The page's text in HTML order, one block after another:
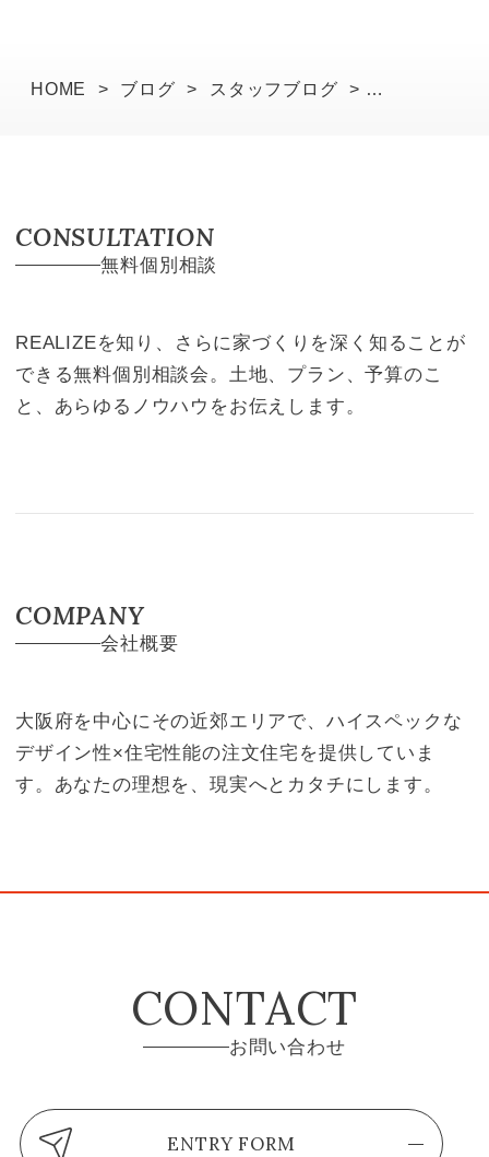
HOME > ブログ > スタッフブログ
>
CONSULTATION
無料個別相談
REALIZEを知り、さらに家づくりを深く知ることが
できる無料個別相談会。土地、プラン、予算のこ
と、あらゆるノウハウをお伝えします。
COMPANY
会社概要
大阪府を中心にその近郊エリアで、ハイスペックな
デザイン性×住宅性能の注文住宅を提供していま
す。あなたの理想を、現実へとカタチにします。
CONTACT
お問い合わせ
ENTRY FORM